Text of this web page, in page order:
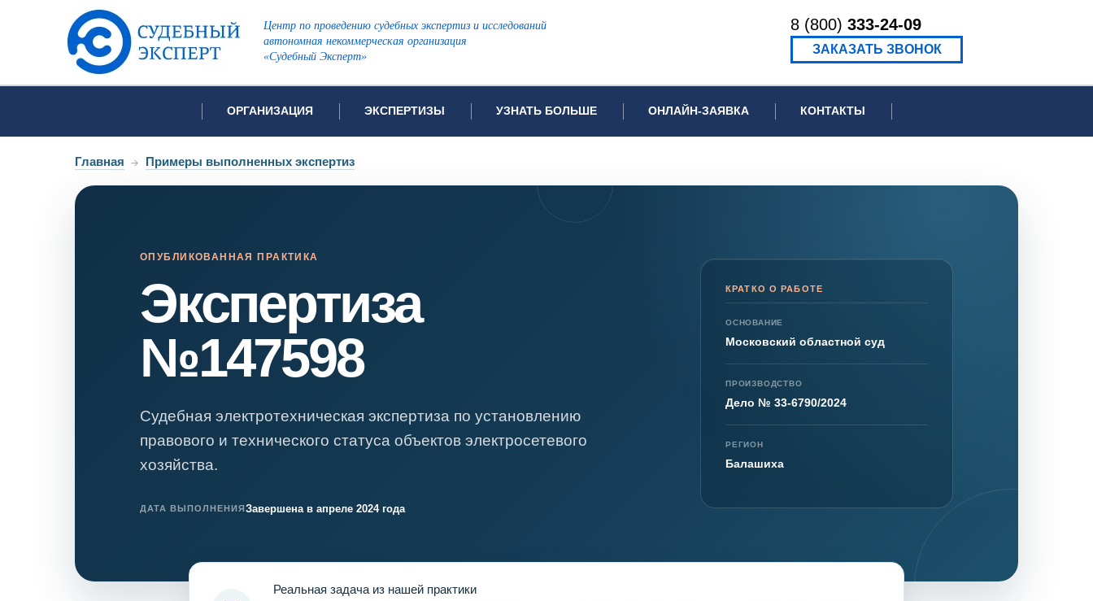
Центр по проведению судебных экспертиз и исследований
автономная некоммерческая организация
«Судебный Эксперт»
8 (800) 333-24-09
ЗАКАЗАТЬ ЗВОНОК
ОРГАНИЗАЦИЯ
Об организации
Лицензии и аккредитации
Для СМИ
Политика конфиденциальности
ЭКСПЕРТИЗЫ
Список всех видов проводимых экспертиз
Видеотехническая экспертиза
Лингвистическая экспертиза
Оценочная экспертиза
Пожарно-техническая экспертиза
Психиатрическая экспертиза
Фоноскопическая экспертиза
Химическая экспертиза
Экономическая экспертиза
Экспертиза давности создания документа
УЗНАТЬ БОЛЬШЕ
Видео
Частые вопросы
ОНЛАЙН-ЗАЯВКА
Заявка на проведение экспертизы
КОНТАКТЫ
Главная → Примеры выполненных экспертиз
ОПУБЛИКОВАННАЯ ПРАКТИКА
Экспертиза
№147598
Судебная электротехническая экспертиза по установлению
правового и технического статуса объектов электросетевого
хозяйства.
ДАТА ВЫПОЛНЕНИЯЗавершена в апреле 2024 года
КРАТКО О РАБОТЕ
ОСНОВАНИЕ
Московский областной суд
ПРОИЗВОДСТВО
Дело № 33-6790/2024
РЕГИОН
Балашиха
Реальная задача из нашей практики